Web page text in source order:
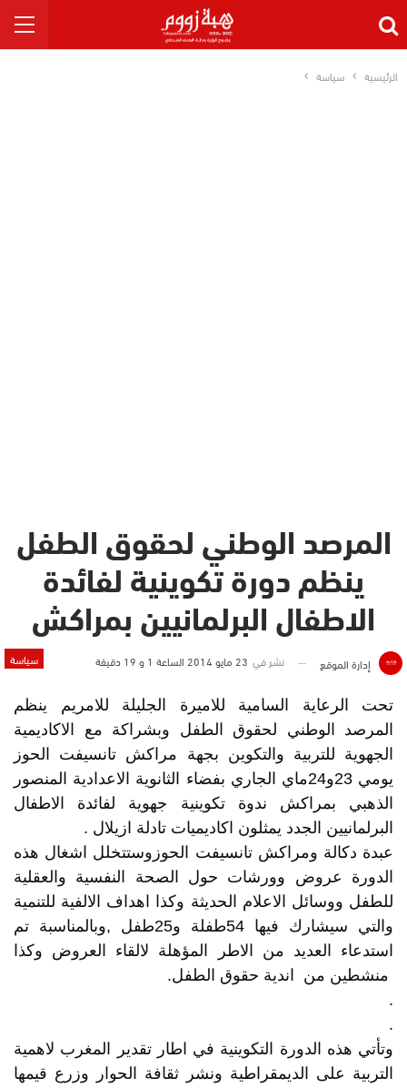
الرئيسية سياسة
المرصد الوطني لحقوق الطفل
ينظم دورة تكوينية لفائدة
الاطفال البرلمانيين بمراكش
سياسة إدارة الموقع نشر في 23 مايو 2014 الساعة 1 و 19 دقيقة
تحت الرعاية السامية للاميرة الجليلة للامريم ينظم
المرصد الوطني لحقوق الطفل وبشراكة مع الاكاديمية
الجهوية للتربية والتكوين بجهة مراكش تانسيفت الحوز
يومي 23و24ماي الجاري بفضاء الثانوية الاعدادية المنصور
الذهبي بمراكش ندوة تكوينية جهوية لفائدة الاطفال
البرلمانيين الجدد يمثلون اكاديميات تادلة ازيلال .
عبدة دكالة ومراكش تانسيفت الحوزوستتخلل اشغال هذه
الدورة عروض وورشات حول الصحة النفسية والعقلية
للطفل ووسائل الاعلام الحديثة وكذا اهداف الالفية للتنمية
والتي سيشارك فيها 54طفلة و25طفل ,وبالمناسبة تم
استدعاء العديد من الاطر المؤهلة لالقاء العروض وكذا
منشطين من اندية حقوق الطفل.
.
.
وتأتي هذه الدورة التكوينية في اطار تقدير المغرب لاهمية
التربية على الديمقراطية ونشر ثقافة الحوار وزرع قيمها